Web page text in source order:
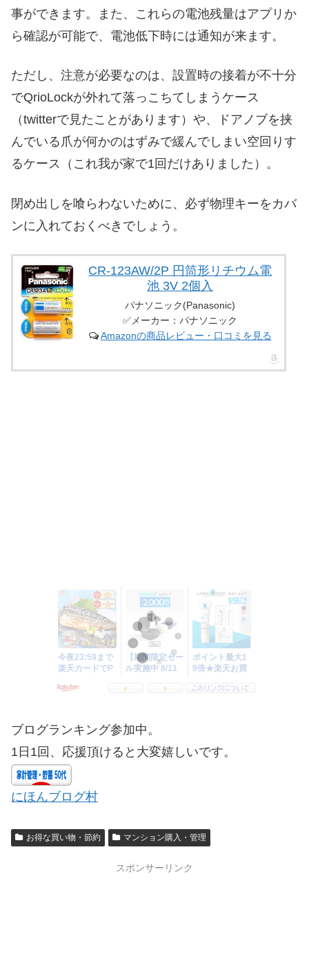
事ができます。また、これらの電池残量はアプリか
ら確認が可能で、電池低下時には通知が来ます。
ただし、注意が必要なのは、設置時の接着が不十分
でQrioLockが外れて落っこちてしまうケース
（twitterで見たことがあります）や、ドアノブを挟
んでいる爪が何かのはずみで緩んでしまい空回りす
るケース（これ我が家で1回だけありました）。
閉め出しを喰らわないために、必ず物理キーをカバ
ンに入れておくべきでしょう。
CR-123AW/2P 円筒形リチウム電
池 3V 2個入
パナソニック(Panasonic)
✅メーカー：パナソニック
Amazonの商品レビュー・口コミを見る
ブログランキング参加中。
1日1回、応援頂けると大変嬉しいです。
にほんブログ村
お得な買い物・節約 マンション購入・管理
スポンサーリンク